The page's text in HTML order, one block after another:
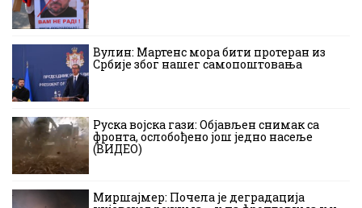
Вулин: Мартенс мора бити протеран из
Србије због нашег самопоштовања
Руска војска гази: Објављен снимак са
фронта, ослобођено још једно насеље
(ВИДЕО)
Миршајмер: Почела је деградација